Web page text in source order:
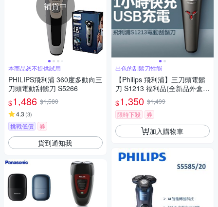
補貨中
本商品恕不提供試用
PHILIPS飛利浦 360度多動向三
刀頭電動刮鬍刀 S5266
$1,486 $1,580
4.3 (3)
挑戰低價 券
貨到通知我
出色的刮鬍刀性能
【Philips 飛利浦】三刀頭電鬍
刀 S1213 福利品(全新品外盒凹
損)
$1,350 $1,499
限時下殺
券
加入購物車